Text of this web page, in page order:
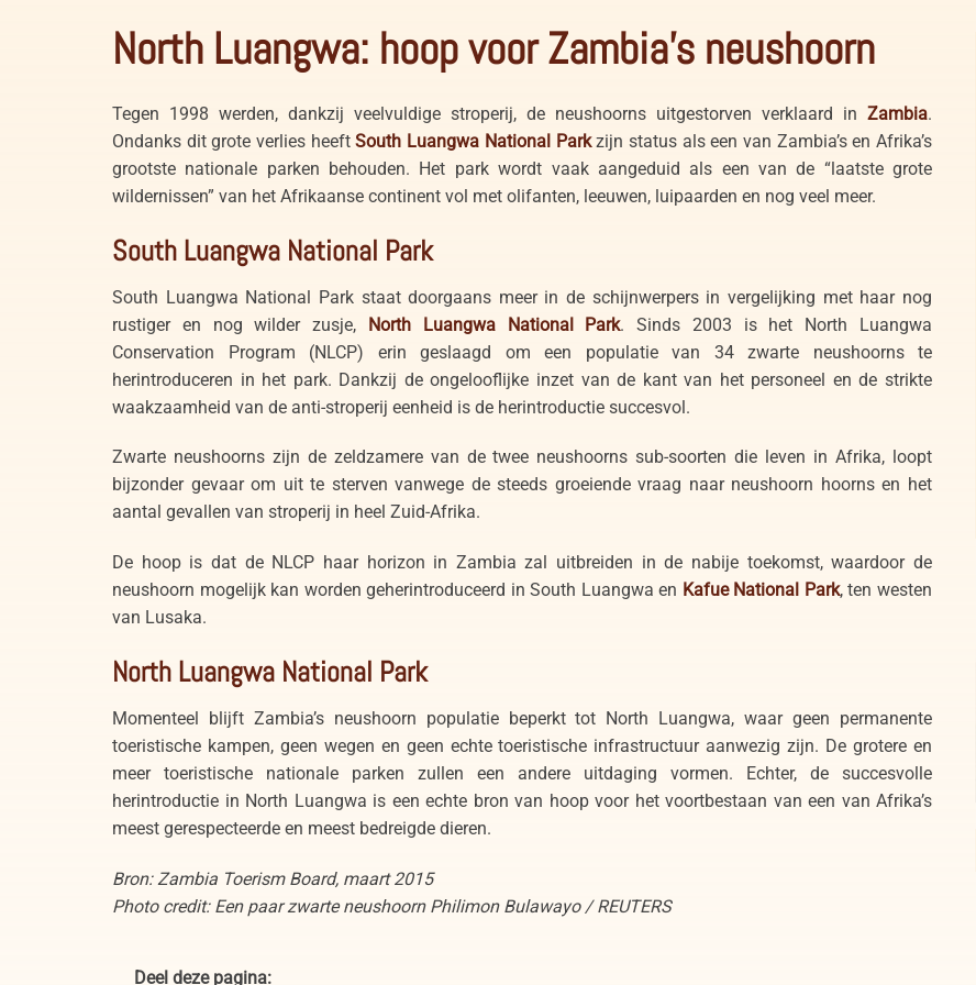
North Luangwa: hoop voor Zambia’s neushoorn
Tegen 1998 werden, dankzij veelvuldige stroperij, de neushoorns uitgestorven verklaard in Zambia.
Ondanks dit grote verlies heeftSouth Luangwa National Parkzijn status als een van Zambia’s en Afrika’s
grootste nationale parken behouden. Het park wordt vaak aangeduid als een van de “laatste grote
wildernissen” van het Afrikaanse continent vol met olifanten, leeuwen, luipaarden en nog veel meer.
South Luangwa National Park
South Luangwa National Park staat doorgaans meer in de schijnwerpers in vergelijking met haar nog
rustiger en nog wilder zusje, North Luangwa National Park. Sinds 2003 is het North Luangwa
Conservation Program (NLCP) erin geslaagd om een ​​populatie van 34 zwarte neushoorns te
herintroduceren in het park. Dankzij de ongelooflijke inzet van de kant van het personeel en de strikte
waakzaamheid van de anti-stroperij eenheid is de herintroductie succesvol.
Zwarte neushoorns zijn de zeldzamere van de twee neushoorns sub-soorten die leven in Afrika, loopt
bijzonder gevaar om uit te sterven vanwege de steeds groeiende vraag naar neushoorn hoorns en het
aantal gevallen van stroperij in heel Zuid-Afrika.
De hoop is dat de NLCP haar horizon in Zambia zal uitbreiden in de nabije toekomst, waardoor de
neushoorn mogelijk kan worden geherintroduceerd in South Luangwa en Kafue National Park, ten westen
van Lusaka.
North Luangwa National Park
Momenteel blijft Zambia’s neushoorn populatie beperkt tot North Luangwa, waar geen permanente
toeristische kampen, geen wegen en geen echte toeristische infrastructuur aanwezig zijn. De grotere en
meer toeristische nationale parken zullen een andere uitdaging vormen. Echter, de succesvolle
herintroductie in North Luangwa is een echte bron van hoop voor het voortbestaan van een van Afrika’s
meest gerespecteerde en meest bedreigde dieren.
Bron: Zambia Toerism Board, maart 2015
Photo credit: Een paar zwarte neushoorn Philimon Bulawayo / REUTERS
Deel deze pagina: